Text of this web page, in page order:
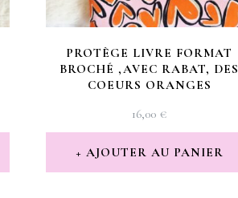
PROTÈGE LIVRE FORMAT
BROCHÉ ,AVEC RABAT, DES
COEURS ORANGES
16,00 €
AJOUTER AU PANIER